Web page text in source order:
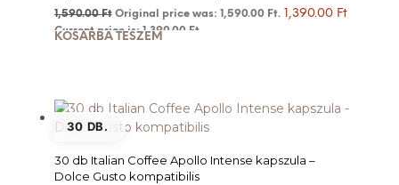
1,590.00Ft Original price was: 1,590.00 Ft. 1,390.00 Ft
Current price is: 1,390.00 Ft.
KOSÁRBA TESZEM
30 DB.
30 db Italian Coffee Apollo Intense kapszula –
Dolce Gusto kompatibilis